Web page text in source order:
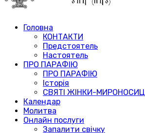
Головна
КОНТАКТИ
Предстоятель
Настоятель
ПРО ПАРАФІЮ
ПРО ПАРАФІЮ
Історія
СВЯТІ ЖІНКИ-МИРОНОСИЦІ
Календар
Молитва
Онлайн послуги
Запалити свічку